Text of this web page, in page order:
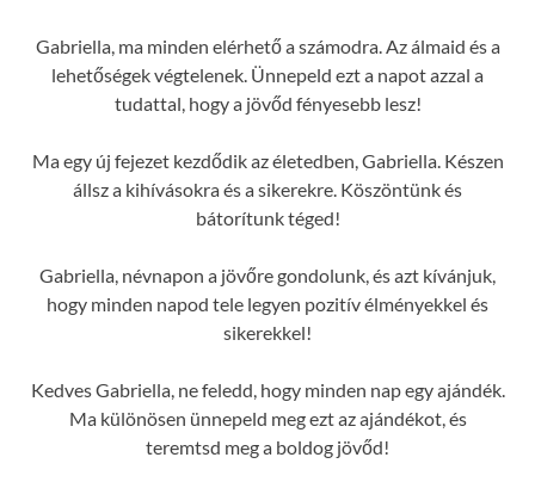
Gabriella, ma minden elérhető a számodra. Az álmaid és a
lehetőségek végtelenek. Ünnepeld ezt a napot azzal a
tudattal, hogy a jövőd fényesebb lesz!
Ma egy új fejezet kezdődik az életedben, Gabriella. Készen
állsz a kihívásokra és a sikerekre. Köszöntünk és
bátorítunk téged!
Gabriella, névnapon a jövőre gondolunk, és azt kívánjuk,
hogy minden napod tele legyen pozitív élményekkel és
sikerekkel!
Kedves Gabriella, ne feledd, hogy minden nap egy ajándék.
Ma különösen ünnepeld meg ezt az ajándékot, és
teremtsd meg a boldog jövőd!